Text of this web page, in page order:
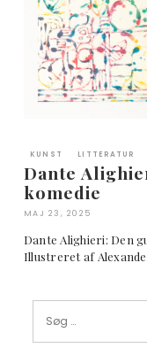
KUNST LITTERATUR
Dante
komedie
MAJ 23, 2025
Dante Alighieri:
Illustreret af